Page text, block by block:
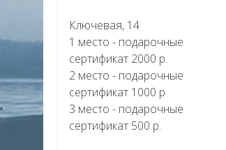
Ключевая, 14
1 место - подарочные
сертификат 2000 р.
2 место - подарочные
сертификат 1000 р
3 место - подарочные
сертификат 500 р.